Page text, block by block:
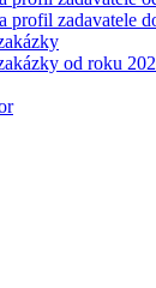
profil zadavatele
od roku